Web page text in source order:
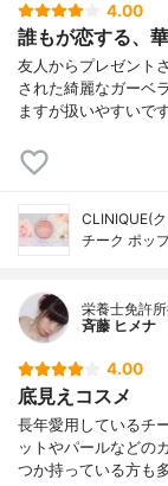
4.00
誰もが恋する、
友人からプレゼント
された綺麗なガーベ
ますが扱いやすいで
CLINIQUE(
チーク ポッ
栄養士免許
斉藤 ヒメナ
4.00
底見えコスメ
長年愛用しているチ
ットやパールなどの
つか持っている方も